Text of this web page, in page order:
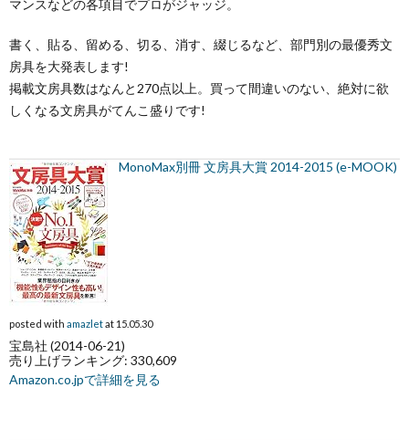
マンスなどの各項目でプロがジャッジ。
書く、貼る、留める、切る、消す、綴じるなど、部門別の最優秀文
房具を大発表します!
掲載文房具数はなんと270点以上。買って間違いのない、絶対に欲
しくなる文房具がてんこ盛りです!
MonoMax別冊 文房具大賞 2014-2015 (e-MOOK)
posted with amazletat 15.05.30
宝島社 (2014-06-21)
売り上げランキング: 330,609
Amazon.co.jpで詳細を見る